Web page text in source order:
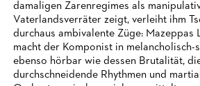
damaligen Zarenregimes als
Vaterlandsverräter zeigt, verleiht ihm
durchaus ambivalente Züge: Mazeppas
macht der Komponist in melancholisch-
ebenso hörbar wie dessen Brutalität,
durchschneidende Rhythmen und